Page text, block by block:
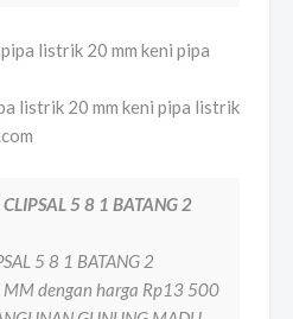
listrik 20 mm keni pipa listrik
5 8 1 BATANG 2
5 8 1 BATANG 2
MM dengan harga Rp13 500